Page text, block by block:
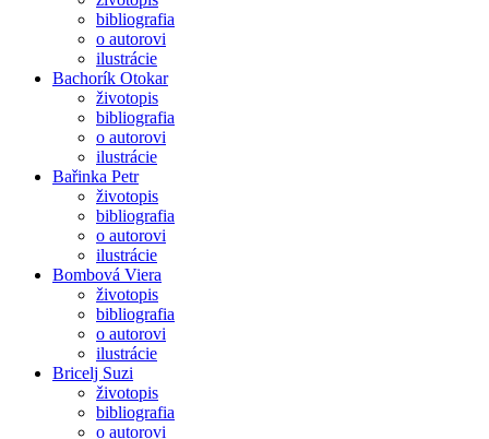
bibliografia
o autorovi
ilustrácie
Bachorík Otokar
životopis
bibliografia
o autorovi
ilustrácie
Bařinka Petr
životopis
bibliografia
o autorovi
ilustrácie
Bombová Viera
životopis
bibliografia
o autorovi
ilustrácie
Bricelj Suzi
životopis
bibliografia
o autorovi